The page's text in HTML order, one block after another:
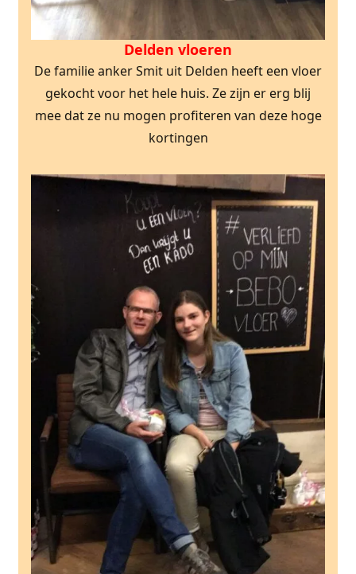
Delden vloeren
De familie anker Smit uit Delden heeft een vloer
gekocht voor het hele huis. Ze zijn er erg blij
mee dat ze nu mogen profiteren van deze hoge
kortingen